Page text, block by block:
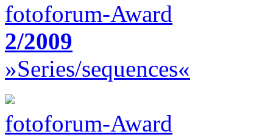
fotoforum-Award
2/2009
»Series/sequences«
fotoforum-Award